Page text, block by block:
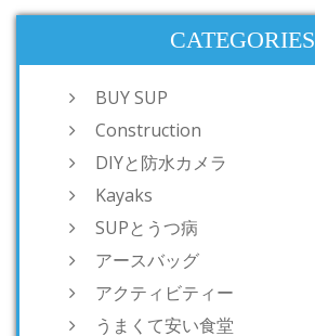
CATEGORIES
BUY SUP
Construction
DIYと防水カメラ
Kayaks
SUPとうつ病
アースバッグ
アクティビティー
うまくて安い食堂